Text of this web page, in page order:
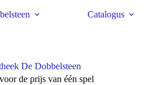
Catalogus
De Dobbelsteen
de prijs van één spel